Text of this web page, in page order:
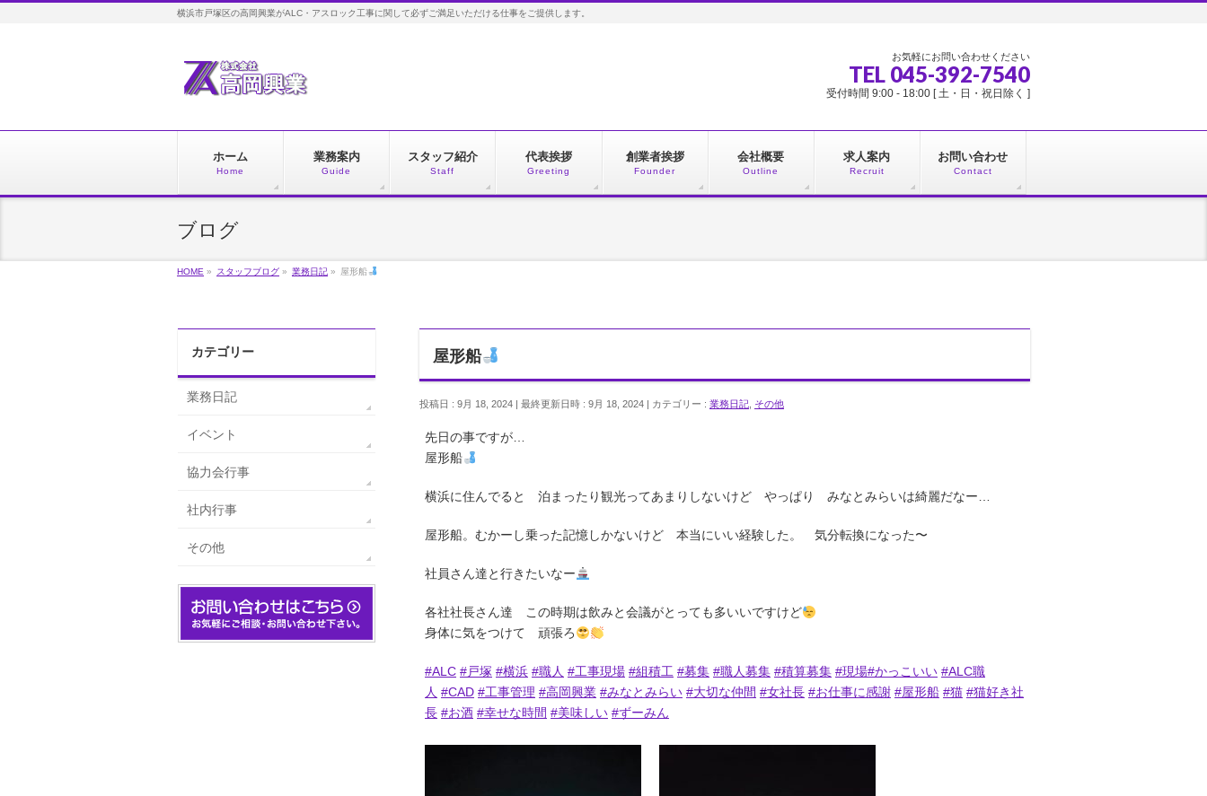
横浜市戸塚区の高岡興業がALC・アスロック工事に関して必ずご満足いただける仕事をご提供します。
お気軽にお問い合わせください
TEL 045-392-7540
受付時間 9:00 - 18:00 [ 土・日・祝日除く ]
ホーム
Home
業務案内
Guide
スタッフ紹介
Staff
代表挨拶
Greeting
創業者挨拶
Founder
会社概要
Outline
求人案内
Recruit
お問い合わせ
Contact
ブログ
HOME » スタッフブログ » 業務日記 » 屋形船
屋形船
投稿日 : 9月 18, 2024 最終更新日時 : 9月 18, 2024 カテゴリー : 業務日記 その他
先日の事ですが…
屋形船
横浜に住んでると 泊まったり観光ってあまりしないけど やっぱり みなとみらいは綺麗だなー…
屋形船。むかーし乗った記憶しかないけど 本当にいい経験した。 気分転換になった〜
社員さん達と行きたいなー
各社社長さん達 この時期は飲みと会議がとっても多いいですけど
身体に気をつけて 頑張ろ
#ALC #戸塚 #横浜 #職人 #工事現場 #組積工 #募集 #職人募集 #積算募集 #現場#かっこいい #ALC職
人 #CAD #工事管理 #高岡興業 #みなとみらい #大切な仲間 #女社長 #お仕事に感謝 #屋形船 #猫 #猫好き社
長 #お酒 #幸せな時間 #美味しい #ずーみん
カテゴリー
業務日記
イベント
協力会行事
社内行事
その他